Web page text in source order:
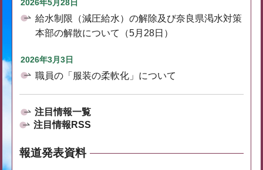
2026年5月28日
給水制限（減圧給水）の解除及び奈良県渇水対策
本部の解散について（5月28日）
2026年3月3日
職員の「服装の柔軟化」について
注目情報一覧
注目情報RSS
報道発表資料